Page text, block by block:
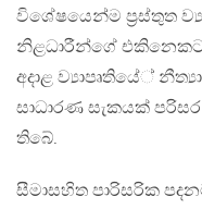
විශේෂයෙන්ම ප‍්‍රස්තුත
නිළධාරීන්ගේ එකිනෙකට
අදාළ ව්‍යාපෘතියේ්
සාධාරණ සැකයක්
තිබේ.
සීමාසහිත පාරිසරික